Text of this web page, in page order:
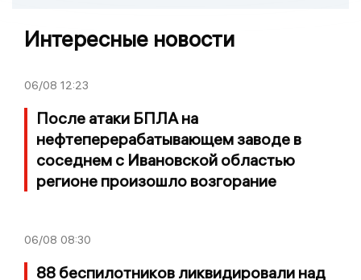
Интересные новости
06/08 12:23
После атаки БПЛА на
нефтеперерабатывающем заводе в
соседнем с Ивановской областью
регионе произошло возгорание
06/08 08:30
88 беспилотников ликвидировали над